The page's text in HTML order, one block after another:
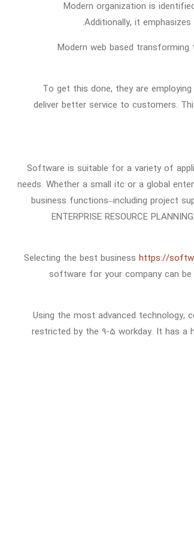
Modern organization is
Additionally, it
Modern web based
To get this done, they are
deliver better service to customers.
Software is suitable for a variety of
needs. Whether a small itc or a global
business functions–including project
ENTERPRISE RESOURCE
Selecting the best business https://
software for your company can
Using the most advanced technology,
restricted by the 9-5 workday. It has